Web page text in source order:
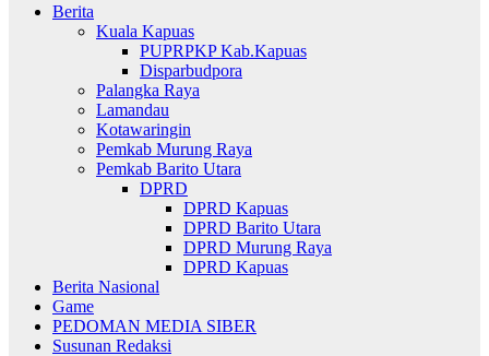
Berita
Kuala Kapuas
PUPRPKP Kab.Kapuas
Disparbudpora
Palangka Raya
Lamandau
Kotawaringin
Pemkab Murung Raya
Pemkab Barito Utara
DPRD
DPRD Kapuas
DPRD Barito Utara
DPRD Murung Raya
DPRD Kapuas
Berita Nasional
Game
PEDOMAN MEDIA SIBER
Susunan Redaksi